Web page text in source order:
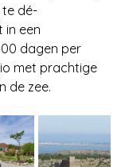
te dé-
in een
dagen per
met prachtige
de zee.